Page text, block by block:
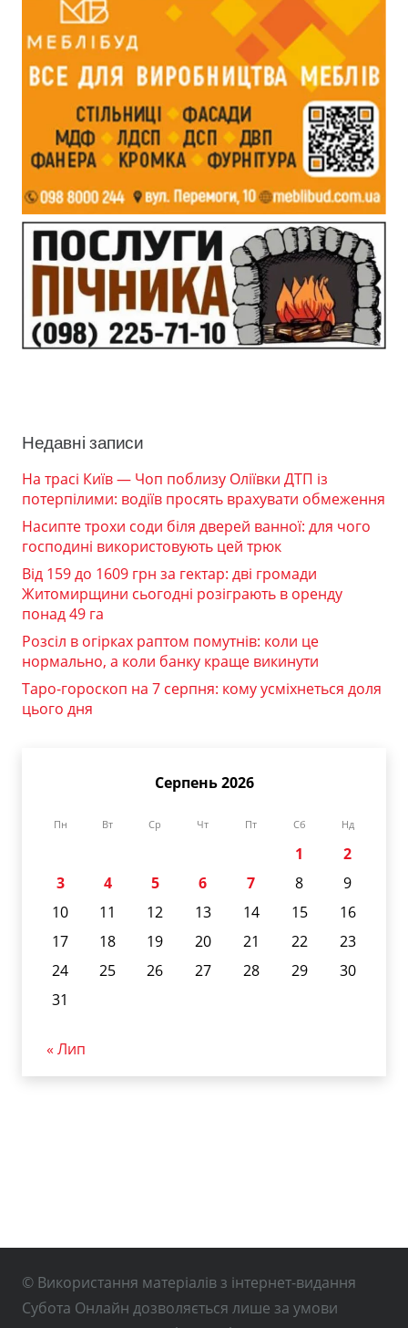
Недавні записи
На трасі Київ — Чоп поблизу Оліївки ДТП із
потерпілими: водіїв просять врахувати обмеження
Насипте трохи соди біля дверей ванної: для чого
господині використовують цей трюк
Від 159 до 1609 грн за гектар: дві громади
Житомирщини сьогодні розіграють в оренду
понад 49 га
Розсіл в огірках раптом помутнів: коли це
нормально, а коли банку краще викинути
Таро-гороскоп на 7 серпня: кому усміхнеться доля
цього дня
Серпень 2026
Пн Вт Ср Чт Пт Сб Нд
1
2
3
4 5 6 7 8
9
10
11 12 13 14 15
16
17
18 19 20 21 22
23
24
25 26 27 28 29
30
31
« Лип
© Використання матеріалів з інтернет-видання
Субота Онлайн дозволяється лише за умови